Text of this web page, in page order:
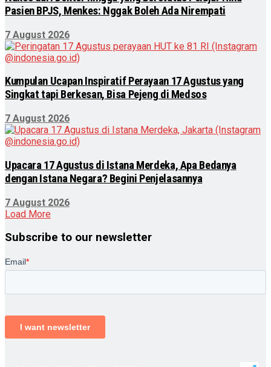
Pasien BPJS, Menkes: Nggak Boleh Ada Nirempati
7 August 2026
Kumpulan Ucapan Inspiratif Perayaan 17 Agustus yang
Singkat tapi Berkesan, Bisa Pejeng di Medsos
7 August 2026
Upacara 17 Agustus di Istana Merdeka, Apa Bedanya
dengan Istana Negara? Begini Penjelasannya
7 August 2026
Load More
Subscribe to our newsletter